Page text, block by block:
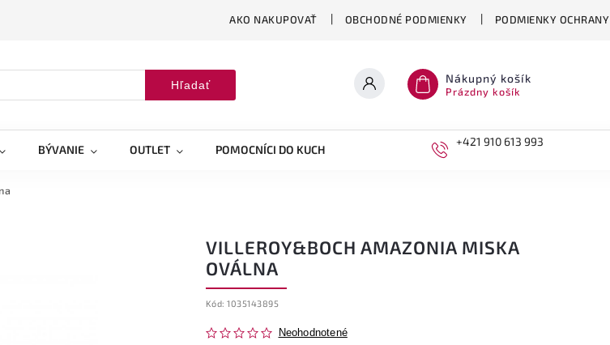
AKO NAKUPOVAŤ OBCHODNÉ PODMIENKY PODMIENKY
Hľadať Nákupný košík
Prázdny košík
BÝVANIE OUTLET POMOCNÍCI DO KUCHYNE
+421 910 613 993
VILLEROY&BOCH AMAZONIA MISKA
OVÁLNA
Kód: 1035143895
Neohodnotené